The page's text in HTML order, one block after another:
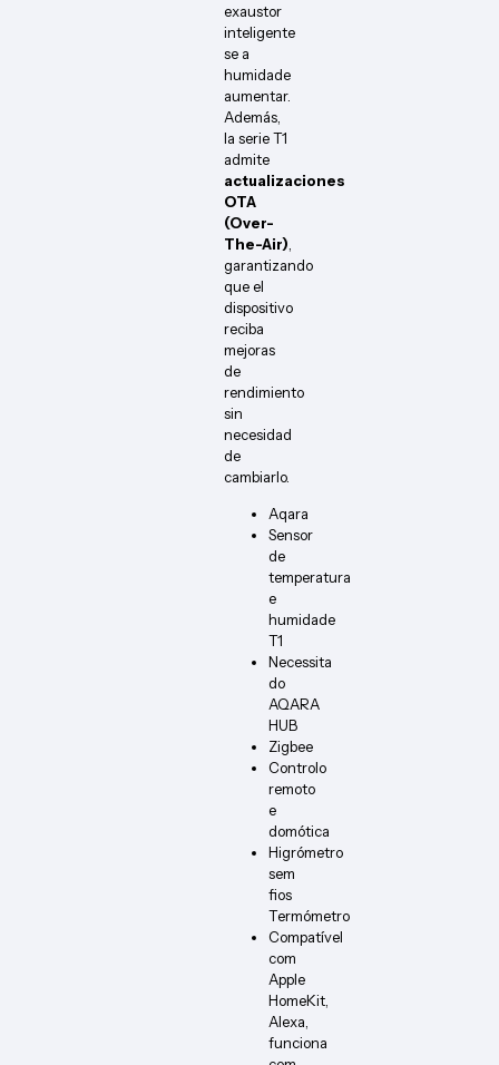
exaustor
inteligente
se a
humidade
aumentar.
Además,
la serie T1
admite
actualizaciones
OTA
(Over-
The-Air)
garantizando
que el
dispositivo
reciba
mejoras
de
rendimiento
sin
necesidad
de
cambiarlo.
Aqara
Sensor
de
temperatura
e
humidade
T1
Necessita
do
AQARA
HUB
Zigbee
Controlo
remoto
e
domótica
Higrómetro
sem
fios
Termómetro
Compatível
com
Apple
HomeKit,
Alexa,
funciona